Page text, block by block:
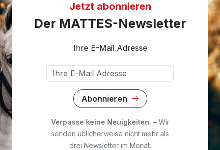
Jetzt abonnieren
Der MATTES-Newsletter
Ihre E-Mail Adresse
Abonnieren
Verpasse keine Neuigkeiten. – Wir
senden üblicherweise nicht mehr als
drei Newsletter im Monat.